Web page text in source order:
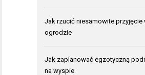
Jak rzucić niesamowite przyjęcie
ogrodzie
Jak zaplanować egzotyczną
na wyspie